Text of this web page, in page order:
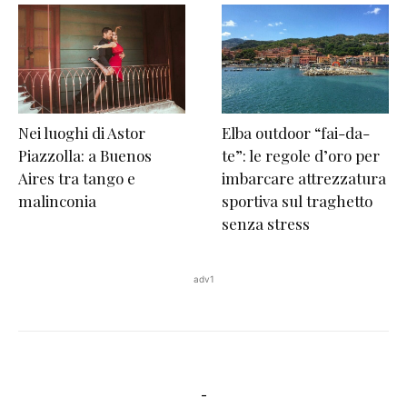
Nei luoghi di Astor
Piazzolla: a Buenos
Aires tra tango e
malinconia
Elba outdoor “fai-da-
te”: le regole d’oro per
imbarcare attrezzatura
sportiva sul traghetto
senza stress
adv1
-